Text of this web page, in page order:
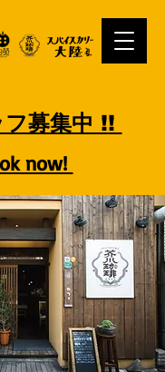
now!
フ募集中 !!